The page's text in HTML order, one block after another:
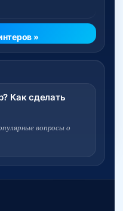
»
Как сделать
вопросы о